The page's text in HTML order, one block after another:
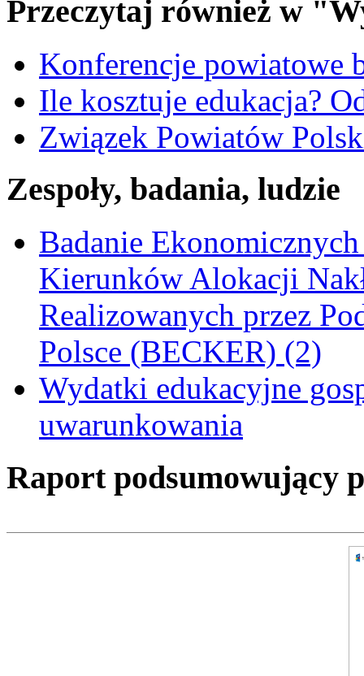
Przeczytaj również w
Konferencje powiatowe
Ile kosztuje edukacja?
Związek Powiatów
Zespoły, badania, ludzie
Badanie
Kierunków Alokacji
Realizowanych przez
Polsce (BECKER) (2)
Wydatki edukacyjne
uwarunkowania
Raport podsumowujący